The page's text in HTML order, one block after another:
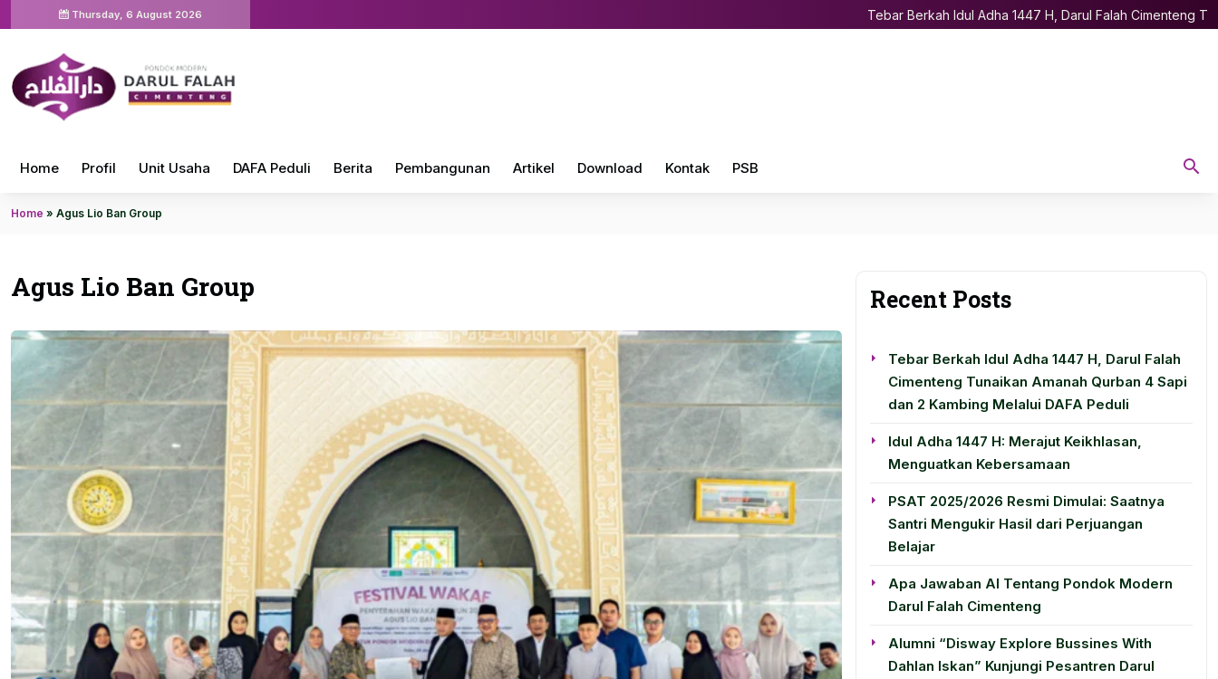
Tebar Berkah Idul Adha 1447 H, Darul Falah Cimenteng
Thursday, 6 August 2026
Home Profil Unit Usaha DAFA Peduli Berita Pembangunan Artikel Download Kontak PSB
Home » Agus Lio Ban Group
Agus Lio Ban Group Recent Posts
Tebar Berkah Idul Adha 1447 H, Darul Falah
Cimenteng Tunaikan Amanah Qurban 4 Sapi
dan 2 Kambing Melalui DAFA Peduli
Idul Adha 1447 H: Merajut Keikhlasan,
Menguatkan Kebersamaan
PSAT 2025/2026 Resmi Dimulai: Saatnya
Santri Mengukir Hasil dari Perjuangan
Belajar
Apa Jawaban AI Tentang Pondok Modern
Darul Falah Cimenteng
Alumni “Disway Explore Bussines With
Dahlan Iskan” Kunjungi Pesantren Darul